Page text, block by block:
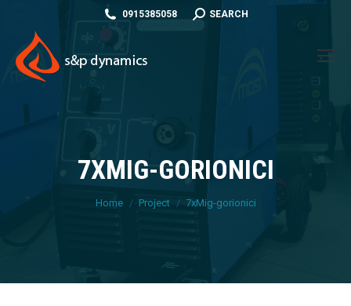
0915385058 SEARCH:
SEARCH
7XMIG-GORIONICI
You are here:
Home Project 7xMig-gorionici